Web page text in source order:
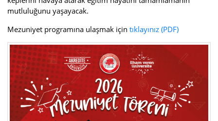
mutluluğunu yaşayacak.
Mezuniyet programına ulaşmak için tıklayınız (PDF)